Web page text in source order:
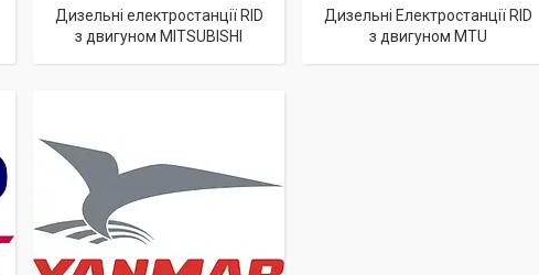
Дизельні електростанції RID
з двигуном MITSUBISHI
Дизельні Електростанції RID
з двигуном MTU